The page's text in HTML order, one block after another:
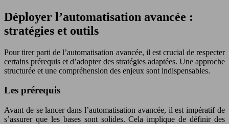
Déployer l’automatisation avancée :
stratégies et outils
Pour tirer parti de l’automatisation avancée, il est crucial de respecter
certains prérequis et d’adopter des stratégies adaptées. Une approche
structurée et une compréhension des enjeux sont indispensables.
Les prérequis
Avant de se lancer dans l’automatisation avancée, il est impératif de
s’assurer que les bases sont solides. Cela implique de définir des